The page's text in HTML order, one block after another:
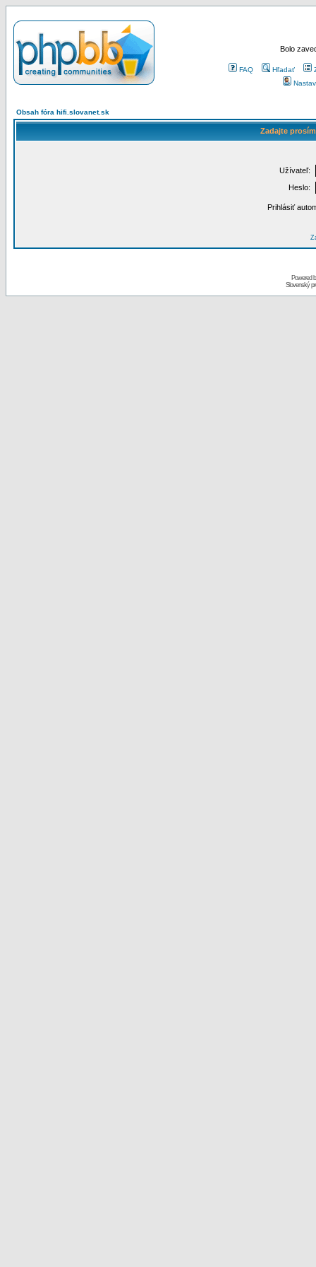
Bolo
FAQ Hľadať
Obsah fóra hifi.slovanet.sk
Zadajte
Užívateľ:
Heslo:
Prihlásiť
Powered
Slovenský